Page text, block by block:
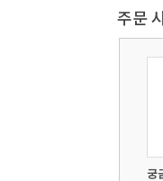
주문
궁